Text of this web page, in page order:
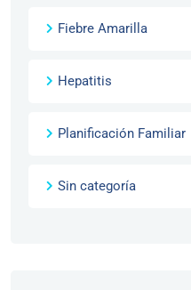
Fiebre Amarilla
Hepatitis
Planificación Familiar
Sin categoría